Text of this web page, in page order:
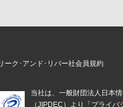
ーク･アンド･リバー社会員規約
当社は、一般財団法人日本
（JIPDEC）より「プライ